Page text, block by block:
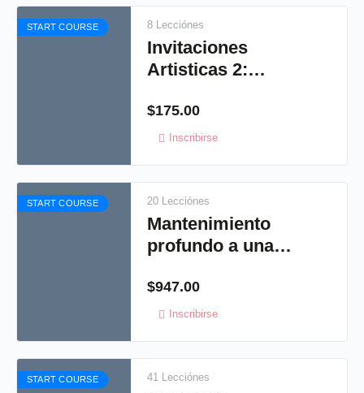
START COURSE 8 Lecciónes
Invitaciones
Artisticas 2:
$175.00
Inscribirse
START COURSE 20 Lecciónes
Mantenimiento
profundo a una
$947.00
Inscribirse
START COURSE 41 Lecciónes